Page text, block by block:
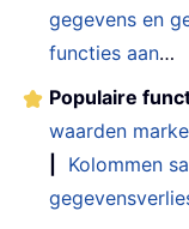
gegevens en
functies aan…
Populaire
waarden
Kolommen